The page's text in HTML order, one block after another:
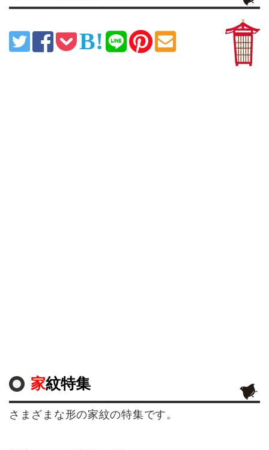
家紋特集
さまざまな形の家紋の特集です。